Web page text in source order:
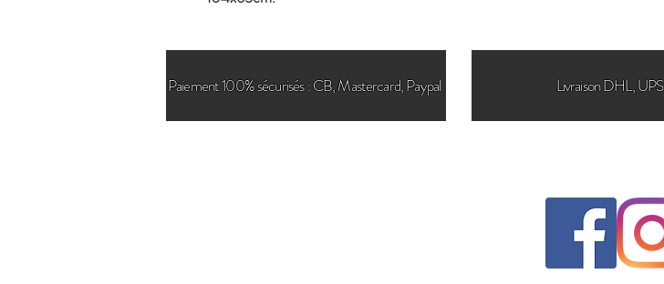
Paiement 100% sécurisés : CB, Mastercard, Paypal Livraison DHL, UPS